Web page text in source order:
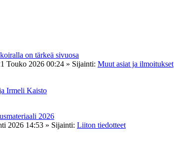
on tärkeä sivuosa
Touko 2026 00:24 » Sijainti: Muut asiat ja ilmoitukset
Irmeli Kaisto
2026
2026 14:53 » Sijainti: Liiton tiedotteet